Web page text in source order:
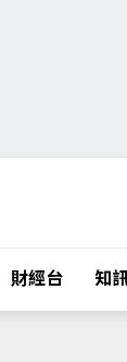
財經台 知